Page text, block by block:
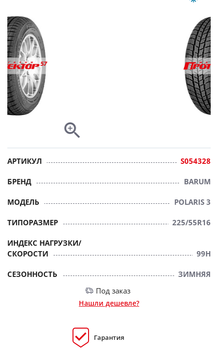
АРТИКУЛ S054328
БРЕНД BARUM
МОДЕЛЬ POLARIS 3
ТИПОРАЗМЕР 225/55R16
ИНДЕКС НАГРУЗКИ/
СКОРОСТИ
99H
СЕЗОННОСТЬ
ЗИМНЯЯ
Под заказ
Нашли дешевле?
Гарантия